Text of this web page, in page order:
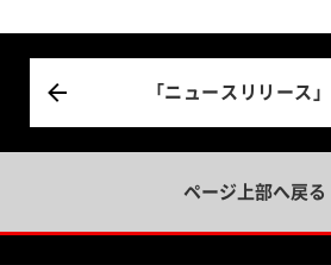
「ニュースリリース
ページ上部へ戻る